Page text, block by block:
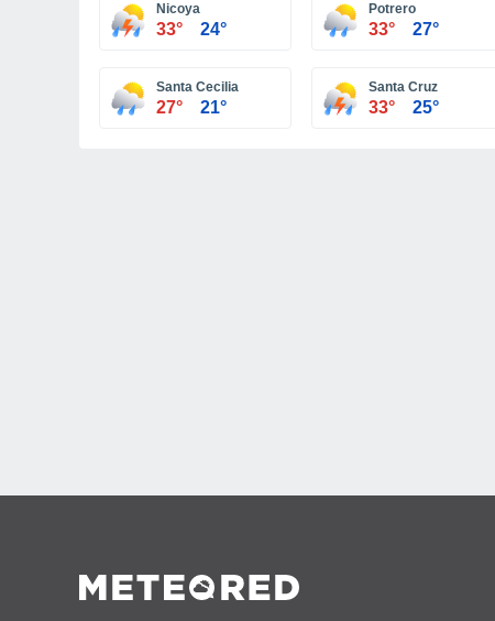
Nicoya
33° 24°
Potrero
33° 27°
Santa Cecilia
27° 21°
Santa Cruz
33° 25°